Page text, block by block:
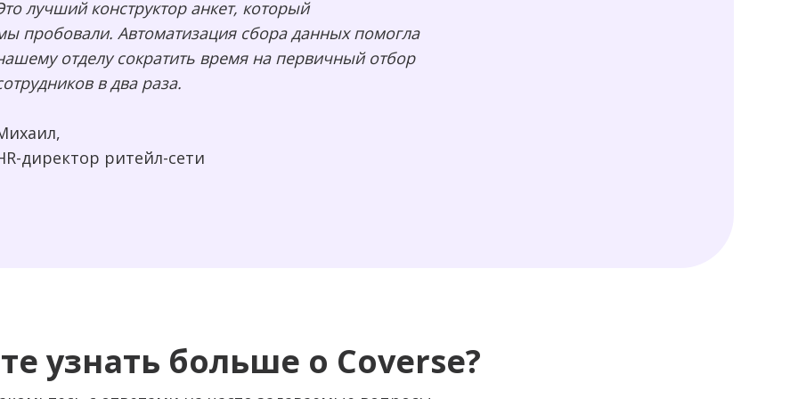
лучший конструктор анкет, который
пробовали. Автоматизация сбора данных помогла
отделу сократить время на первичный отбор
в два раза.
директор ритейл-сети
узнать больше о Coverse?